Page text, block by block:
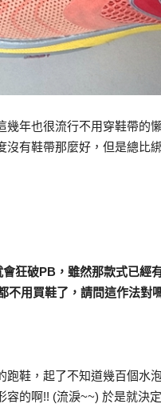
幾年也很流行不用穿鞋帶的
有鞋帶那麼好，但是總比
狂破PB，雖然那款式已經
不用買鞋了，請問這作法對
鞋，起了不知道幾百個水
容的啊!! (流淚~~) 於是就決